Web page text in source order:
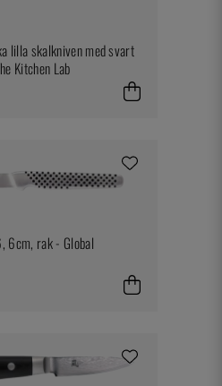
lilla skalkniven med svart
Kitchen Lab
6cm, rak - Global